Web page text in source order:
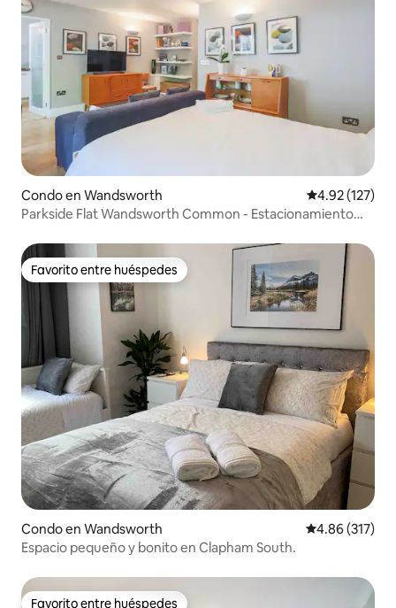
Condo en Wandsworth Calificación
4.92 (127)
Parkside Flat Wandsworth Common - Estacionamiento
Favorito entre huéspedes
Favorito entre huéspedes
Condo en Wandsworth Calificación
4.86 (317)
Espacio pequeño y bonito en Clapham South.
Favorito entre huéspedes